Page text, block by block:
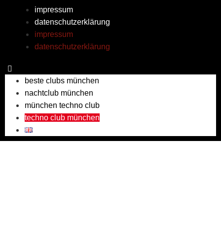
impressum
datenschutzerklärung
impressum
datenschutzerklärung
beste clubs münchen
nachtclub münchen
münchen techno club
techno club münchen